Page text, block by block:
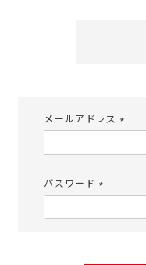
メールアドレス
須)
パスワード
須)